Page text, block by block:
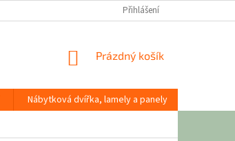
Přihlášení
NÁKUPNÍ
Prázdný košík
Nábytková dvířka, lamely a panely